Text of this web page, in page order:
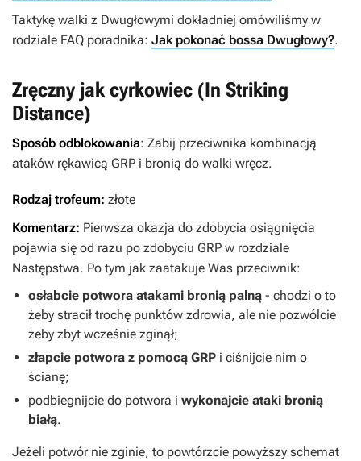
Taktykę walki z Dwugłowymi dokładniej omówiliśmy w
rodziale FAQ poradnika: Jak pokonać bossa Dwugłowy?.
Zręczny jak cyrkowiec (In Striking
Distance)
Sposób odblokowania: Zabij przeciwnika kombinacją
ataków rękawicą GRP i bronią do walki wręcz.
Rodzaj trofeum: złote
Komentarz: Pierwsza okazja do zdobycia osiągnięcia
pojawia się od razu po zdobyciu GRP w rozdziale
Następstwa. Po tym jak zaatakuje Was przeciwnik:
osłabcie potwora atakami bronią palną - chodzi o to
żeby stracił trochę punktów zdrowia, ale nie pozwólcie
żeby zbyt wcześnie zginął;
złapcie potwora z pomocą GRP i ciśnijcie nim o
ścianę;
podbiegnijcie do potwora i wykonajcie ataki bronią
białą.
Jeżeli potwór nie zginie, to powtórzcie powyższy schemat